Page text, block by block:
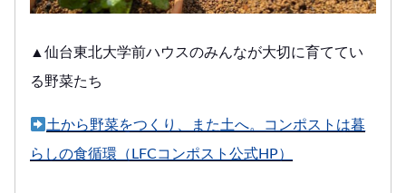
▲仙台東北大学前ハウスのみんなが大切に育ててい
る野菜たち
土から野菜をつくり、また土へ。コンポストは暮
らしの食循環（LFCコンポスト公式HP）